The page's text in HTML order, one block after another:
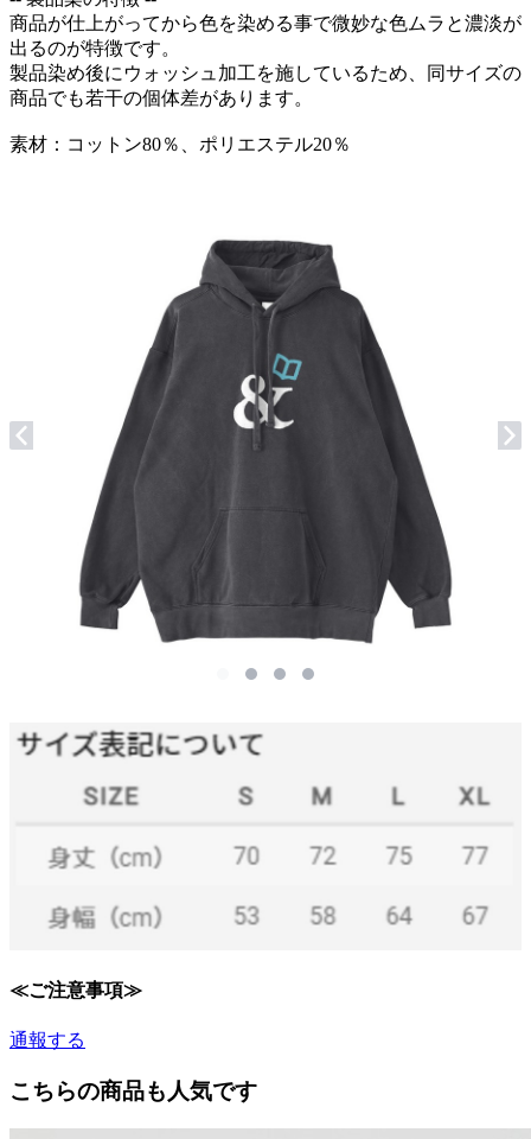
商品が仕上がってから色を染める事で微妙な色ムラと濃淡が
出るのが特徴です。
製品染め後にウォッシュ加工を施しているため、同サイズの
商品でも若干の個体差があります。
素材：コットン80％、ポリエステル20％
≪ご注意事項≫
通報する
こちらの商品も人気です